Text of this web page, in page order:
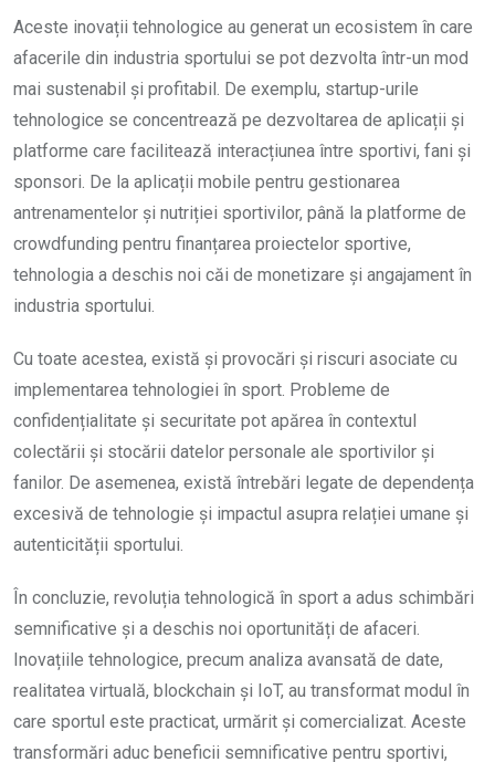
Aceste inovații tehnologice au generat un ecosistem în care
afacerile din industria sportului se pot dezvolta într-un mod
mai sustenabil și profitabil. De exemplu, startup-urile
tehnologice se concentrează pe dezvoltarea de aplicații și
platforme care facilitează interacțiunea între sportivi, fani și
sponsori. De la aplicații mobile pentru gestionarea
antrenamentelor și nutriției sportivilor, până la platforme de
crowdfunding pentru finanțarea proiectelor sportive,
tehnologia a deschis noi căi de monetizare și angajament în
industria sportului.
Cu toate acestea, există și provocări și riscuri asociate cu
implementarea tehnologiei în sport. Probleme de
confidențialitate și securitate pot apărea în contextul
colectării și stocării datelor personale ale sportivilor și
fanilor. De asemenea, există întrebări legate de dependența
excesivă de tehnologie și impactul asupra relației umane și
autenticității sportului.
În concluzie, revoluția tehnologică în sport a adus schimbări
semnificative și a deschis noi oportunități de afaceri.
Inovațiile tehnologice, precum analiza avansată de date,
realitatea virtuală, blockchain și IoT, au transformat modul în
care sportul este practicat, urmărit și comercializat. Aceste
transformări aduc beneficii semnificative pentru sportivi,